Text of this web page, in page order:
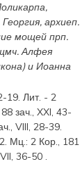
,
Георгия, архиеп.
мощей прп.
Алфея
) иИоанна
19. Лит. -2
зач., XXI, 43-
VIII, 28-39.
Мц.:2 Кор., 181
36-50 .